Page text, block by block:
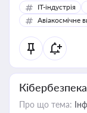
IT-індустрія
Авіакосмічне
Про що тема: